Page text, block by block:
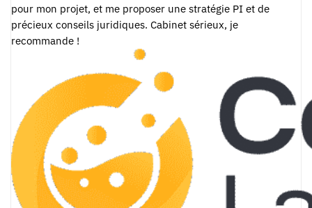
pour mon projet, et me proposer une stratégie PI et de
précieux conseils juridiques. Cabinet sérieux, je
recommande !